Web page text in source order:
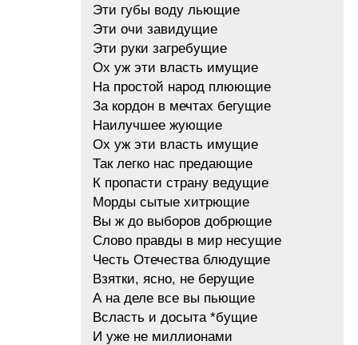
Эти губы воду льющие
Эти очи завидущие
Эти руки загребущие
Ох уж эти власть имущие
На простой народ плюющие
За кордон в мечтах бегущие
Наилучшее жующие
Ох уж эти власть имущие
Так легко нас предающие
К пропасти страну ведущие
Морды сытые хитрющие
Вы ж до выборов добрющие
Слово правды в мир несущие
Честь Отечества блюдущие
Взятки, ясно, не берущие
А на деле все вы пьющие
Всласть и досыта *бущие
И уже не миллионами